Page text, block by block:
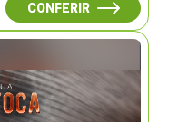
CONFERIR